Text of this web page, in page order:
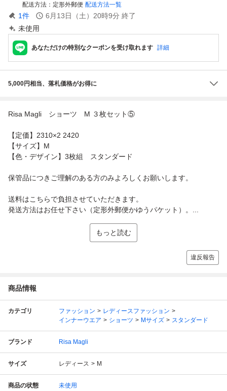
配送方法 定形外郵便 配送方法一覧
1件 6月13日（土）20時9分 終了
未使用
あなただけの特別なクーポンを受け取れます 詳細
5,000円相当、落札価格がお得に
Risa Magli ショーツ M ３枚セット⑤
【定価】2310×2 2420
【サイズ】M
【色・デザイン】3枚組 スタンダード
保管品につきご理解のある方のみよろしくお願いします。
送料はこちらで負担させていただきます。
発送方法はお任せ下さい（定形外郵便かゆうパケット）。...
もっと読む
違反報告
商品情報
カテゴリ ファッション
レディースファッション
インナーウエア
ショーツ Mサイズ スタンダード
ブランド Risa Magli
サイズ レディース M
商品の状態 未使用